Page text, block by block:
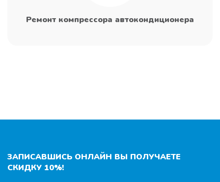
Ремонт компрессора автокондиционера
ЗАПИСАВШИСЬ ОНЛАЙН ВЫ ПОЛУЧАЕТЕ
СКИДКУ 10%!